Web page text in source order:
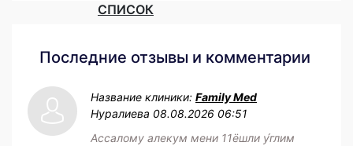
СПИСОК
Последние отзывы и комментарии
Название клиники: Family Med
Нуралиева 08.08.2026 06:51
Ассалому алекум мени 11ёшли у́глим